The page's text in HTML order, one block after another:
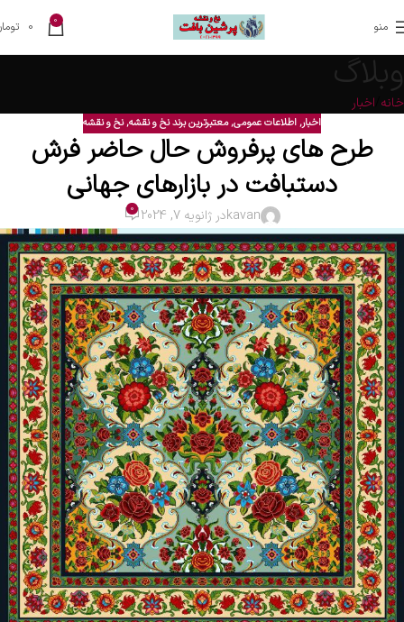
منو 0
0
وبلاگ
خانه اخبار
اخبار,اطلاعات عمومی,معتبرترین برند نخ و نقشه,نخ و نقشه
طرح های پرفروش حال حاضر فرش
دستبافت در بازارهای جهانی
kavanدر ژانویه 7, 2024 0